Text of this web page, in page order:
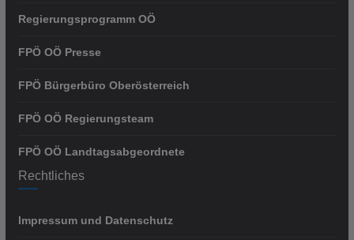
Regierungsprogramm OÖ
FPÖ OÖ Presse
FPÖ Bürgerbüro Oberösterreich
FPÖ OÖ Regierungsteam
FPÖ OÖ Landtagsabgeordnete
Rechtliches
Impressum und Datenschutz